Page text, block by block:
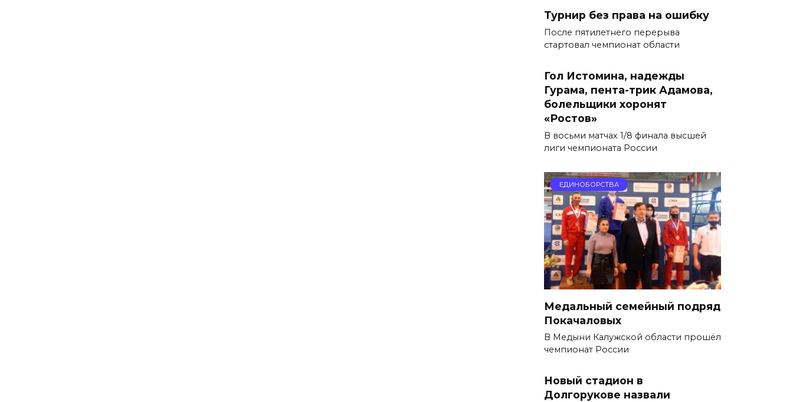
Турнир без права на ошибку
После пятилетнего перерыва
стартовал чемпионат области
Гол Истомина, надежды
Гурама, пента-трик Адамова,
болельщики хоронят
«Ростов»
В восьми матчах 1/8 финала высшей
лиги чемпионата России
ЕДИНОБОРСТВА
Медальный семейный подряд
Покачаловых
В Медыни Калужской области прошёл
чемпионат России
Новый стадион в
Долгорукове назвали